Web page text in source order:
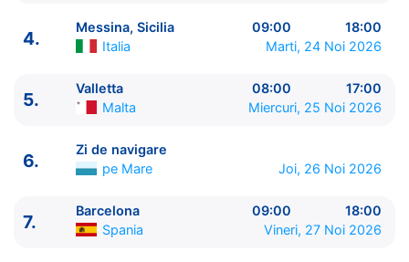
ITINERARIU
----------------------------------------
1. Marsilia Franta
Napoli Italia 13:00 - 20:00
4.
Messina, Sicilia
09:00 - 18:00
4.
Messina, Sicilia 09:00
18:00
Italia
Marti, 24 Noi 2026
5.
Valletta 08:00
17:00
Malta
Miercuri, 25 Noi 2026
6.
Zi de navigare
pe Mare
Joi, 26 Noi 2026
7.
Barcelona 09:00
18:00
Spania
Vineri, 27 Noi 2026